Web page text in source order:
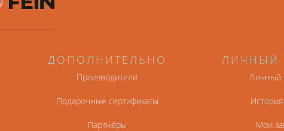
ДОПОЛНИТЕЛЬНО
Производители
Подарочные сертификаты
Партнёры
ЛИЧНЫЙ
Личный
История
Мои